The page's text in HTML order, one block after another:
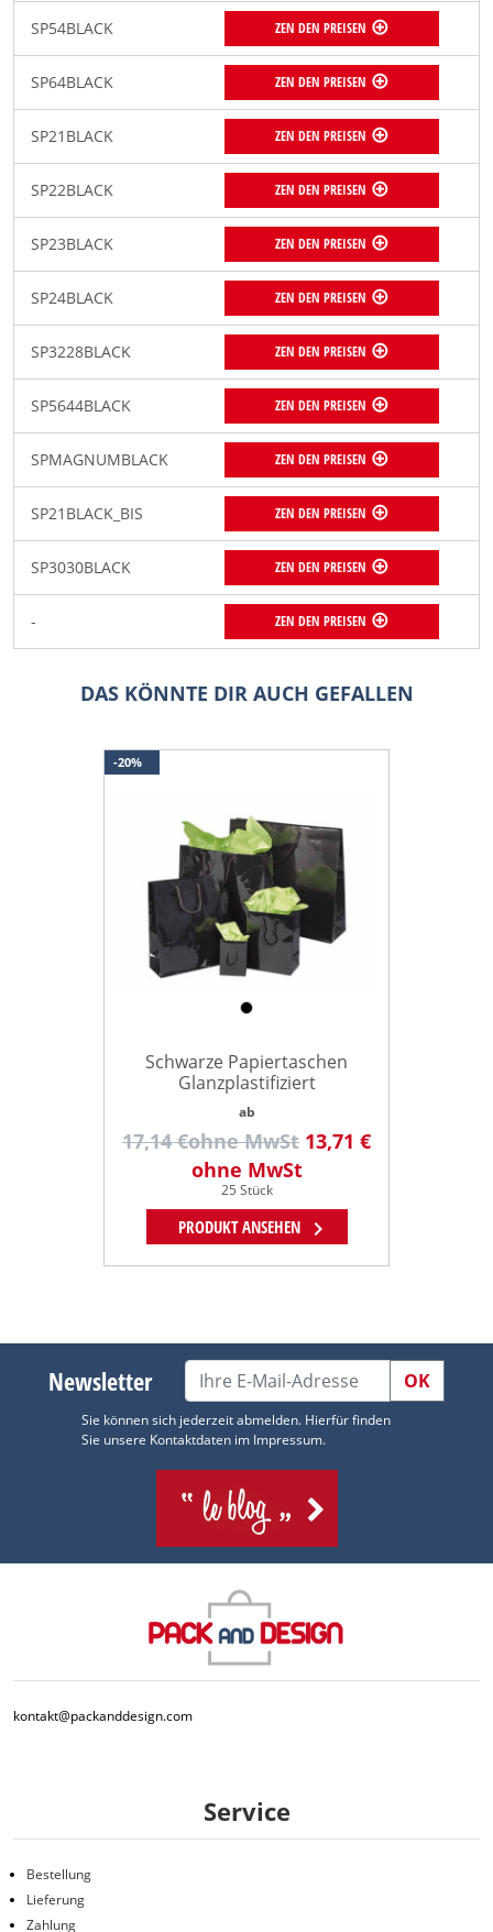
SP54BLACK ZEN DEN PREISEN
SP64BLACK ZEN DEN PREISEN
SP21BLACK ZEN DEN PREISEN
SP22BLACK ZEN DEN PREISEN
SP23BLACK ZEN DEN PREISEN
SP24BLACK ZEN DEN PREISEN
SP3228BLACK ZEN DEN PREISEN
SP5644BLACK ZEN DEN PREISEN
SPMAGNUMBLACK ZEN DEN PREISEN
SP21BLACK_BIS ZEN DEN PREISEN
SP3030BLACK ZEN DEN PREISEN
- ZEN DEN PREISEN
DAS KÖNNTE DIR AUCH GEFALLEN
Schwarze Papiertaschen
Glanzplastifiziert
ab
17,14 €ohne MwSt 13,71 €
ohne MwSt
25 Stück
PRODUKT ANSEHEN chevron_right
-20%
Newsletter OK
Sie können sich jederzeit abmelden. Hierfür finden
Sie unsere Kontaktdaten im Impressum.
kontakt@packanddesign.com
Service
Bestellung
Lieferung
Zahlung